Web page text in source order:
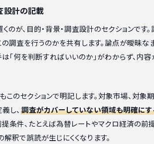
設計の記載
のが、目的・背景・調査設計のセクションです
の調査を行うのかを共有します。論点が曖昧な
「何を判断すればいいのか」がわからず、内
のセクションで明記します。対象市場、対象
し、 調査がカバーしていない領域も明確にす
提条件、たとえば為替レートやマクロ経済の前
解釈で誤読が生じにくくなります。